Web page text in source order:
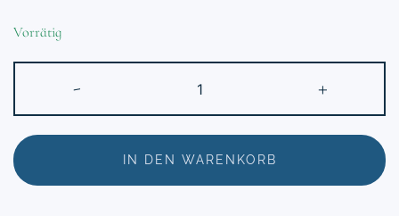
Vorrätig
-
Sonnenuntergang
Menge
+
IN DEN WARENKORB